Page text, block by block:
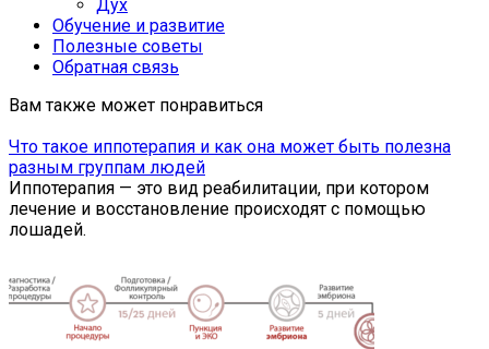
Дух
Обучение и развитие
Полезные советы
Обратная связь
Вам также может понравиться
Что такое иппотерапия и как она может быть полезна
разным группам людей
Иппотерапия — это вид реабилитации, при котором
лечение и восстановление происходят с помощью
лошадей.